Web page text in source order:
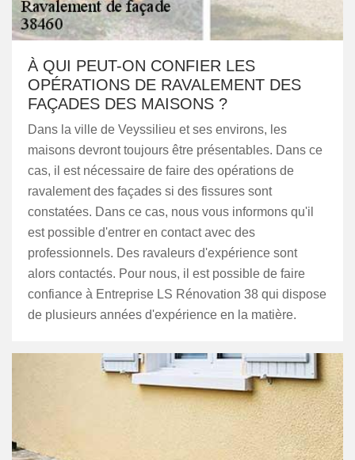
À QUI PEUT-ON CONFIER LES
OPÉRATIONS DE RAVALEMENT DES
FAÇADES DES MAISONS ?
Dans la ville de Veyssilieu et ses environs, les
maisons devront toujours être présentables. Dans ce
cas, il est nécessaire de faire des opérations de
ravalement des façades si des fissures sont
constatées. Dans ce cas, nous vous informons qu'il
est possible d'entrer en contact avec des
professionnels. Des ravaleurs d'expérience sont
alors contactés. Pour nous, il est possible de faire
confiance à Entreprise LS Rénovation 38 qui dispose
de plusieurs années d'expérience en la matière.